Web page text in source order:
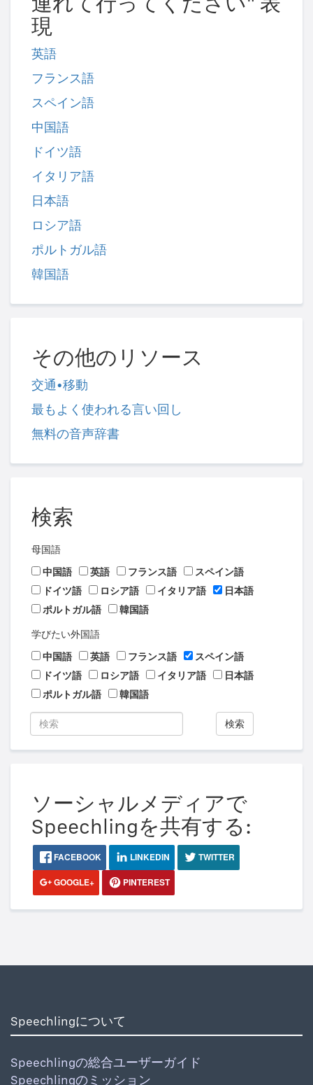
現
英語
フランス語
スペイン語
中国語
ドイツ語
イタリア語
日本語
ロシア語
ポルトガル語
韓国語
その他のリソース
交通•移動
最もよく使われる言い回し
無料の音声辞書
検索
母国語
中国語
英語 フランス語
スペイン語
ドイツ語
ロシア語 イタリア語
日本語
ポルトガル語
韓国語
学びたい外国語
中国語
英語 フランス語
スペイン語
ドイツ語
ロシア語 イタリア語
日本語
ポルトガル語
韓国語
検索
ソーシャルメディアで
Speechlingを共有する:
FACEBOOK LINKEDIN
TWITTER
GOOGLE+
PINTEREST
Speechlingについて
Speechlingの総合ユーザーガイド
Speechlingのミッション